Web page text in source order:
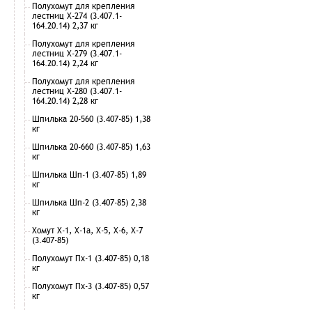
Полухомут для крепления
лестниц Х-274 (3.407.1-
164.20.14) 2,37 кг
Полухомут для крепления
лестниц Х-279 (3.407.1-
164.20.14) 2,24 кг
Полухомут для крепления
лестниц Х-280 (3.407.1-
164.20.14) 2,28 кг
Шпилька 20-560 (3.407-85) 1,38
кг
Шпилька 20-660 (3.407-85) 1,63
кг
Шпилька Шп-1 (3.407-85) 1,89
кг
Шпилька Шп-2 (3.407-85) 2,38
кг
Хомут Х-1, Х-1а, Х-5, Х-6, Х-7
(3.407-85)
Полухомут Пх-1 (3.407-85) 0,18
кг
Полухомут Пх-3 (3.407-85) 0,57
кг